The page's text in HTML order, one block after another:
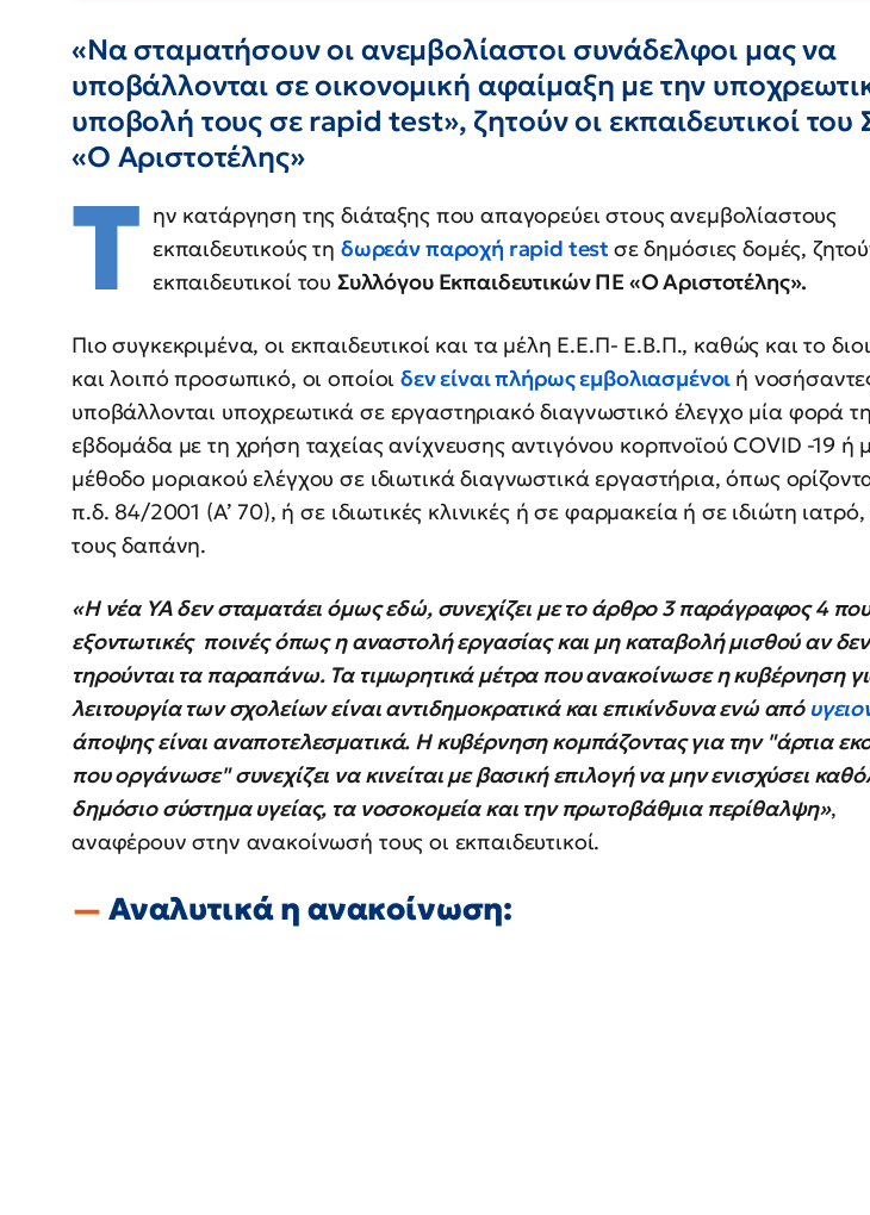
«Να σταματήσουν οι ανεμβολίαστοι συνάδελφοι μας να
υποβάλλονται σε οικονομική αφαίμαξη με την
υποβολή τους σε rapid test», ζητούν οι εκπαιδευτικοί του
«Ο Αριστοτέλης»
Τ ην κατάργηση της διάταξης που απαγορεύει στους ανεμβολίαστους
εκπαιδευτικούς τη δωρεάν παροχή rapid testσε δημόσιες δομές,
εκπαιδευτικοί του Συλλόγου Εκπαιδευτικών ΠΕ «Ο Αριστοτέλης».
Πιο συγκεκριμένα, οι εκπαιδευτικοί και τα μέλη Ε.Ε.Π- Ε.Β.Π., καθώς και το
και λοιπό προσωπικό, οι οποίοιδεν είναι πλήρως εμβολιασμένοι ή
υποβάλλονται υποχρεωτικά σε εργαστηριακό διαγνωστικό έλεγχο μία φορά
εβδομάδα με τη χρήση ταχείας ανίχνευσης αντιγόνου κορπνοϊoύ COVID -19 ή
μέθοδο μοριακού ελέγχου σε ιδιωτικά διαγνωστικά εργαστήρια, όπως
π.δ. 84/2001 (Α’ 70), ή σε ιδιωτικές κλινικές ή σε φαρμακεία ή σε ιδιώτη ιατρό,
τους δαπάνη.
«Η νέα ΥΑ δεν σταματάει όμως εδώ, συνεχίζει με το άρθρο 3 παράγραφος 4 που
εξοντωτικές ποινές όπως η αναστολή εργασίας και μη καταβολή μισθού αν δεν
τηρούνται τα παραπάνω. Τα τιμωρητικά μέτρα που ανακοίνωσε η κυβέρνηση
λειτουργία των σχολείων είναι αντιδημοκρατικά και επικίνδυνα ενώ από
άποψης είναι αναποτελεσματικά. Η κυβέρνηση κομπάζοντας για την "άρτια
που οργάνωσε" συνεχίζει να κινείται με βασική επιλογή να μην ενισχύσει
δημόσιο σύστημα υγείας, τα νοσοκομεία και την πρωτοβάθμια περίθαλψη»,
αναφέρουν στην ανακοίνωσή τους οι εκπαιδευτικοί.
Αναλυτικά η ανακοίνωση: